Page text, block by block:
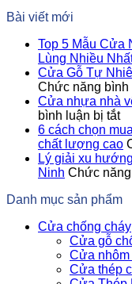
Bài viết mới
Top 5 Mẫu Cửa
Lùng Nhiều
Cửa Gỗ Tự
Chức năng bình
Cửa nhựa nhà
bình luận bị tắtở
vệ
–
bỉ
và
6 cách chọn
chất lượng cao
Lý giải xu
Ninh Chức
Danh mục sản phẩm
Cửa chống cháy
Cửa gỗ
Cửa nhôm
Cửa thép